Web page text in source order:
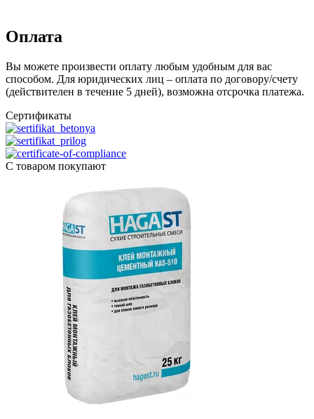
Оплата
Вы можете произвести оплату любым удобным для вас
способом. Для юридических лиц – оплата по договору/счету
(действителен в течение 5 дней), возможна отсрочка платежа.
Сертификаты
С товаром покупают